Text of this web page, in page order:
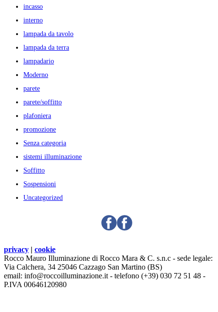
incasso
interno
lampada da tavolo
lampada da terra
lampadario
Moderno
parete
parete/soffitto
plafoniera
promozione
Senza categoria
sistemi illuminazione
Soffitto
Sospensioni
Uncategorized
privacy | cookie
Rocco Mauro Illuminazione di Rocco Mara & C. s.n.c - sede legale:
Via Calchera, 34 25046 Cazzago San Martino (BS)
email: info@roccoilluminazione.it - telefono (+39) 030 72 51 48 -
P.IVA 00646120980